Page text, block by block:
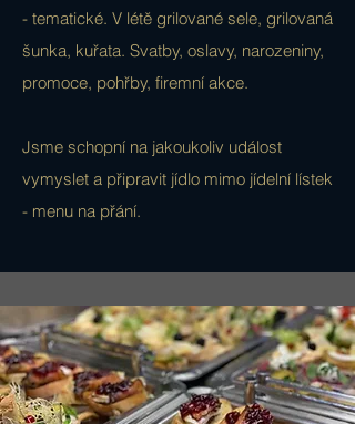
- tematické. V létě grilované sele, grilovaná
šunka, kuřata. Svatby, oslavy, narozeniny,
promoce, pohřby, firemní akce.
Jsme schopní na jakoukoliv událost
vymyslet a připravit jídlo mimo jídelní lístek
- menu na přání.